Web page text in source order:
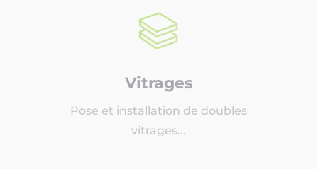
Vitrages
Pose et installation de doubles
vitrages...